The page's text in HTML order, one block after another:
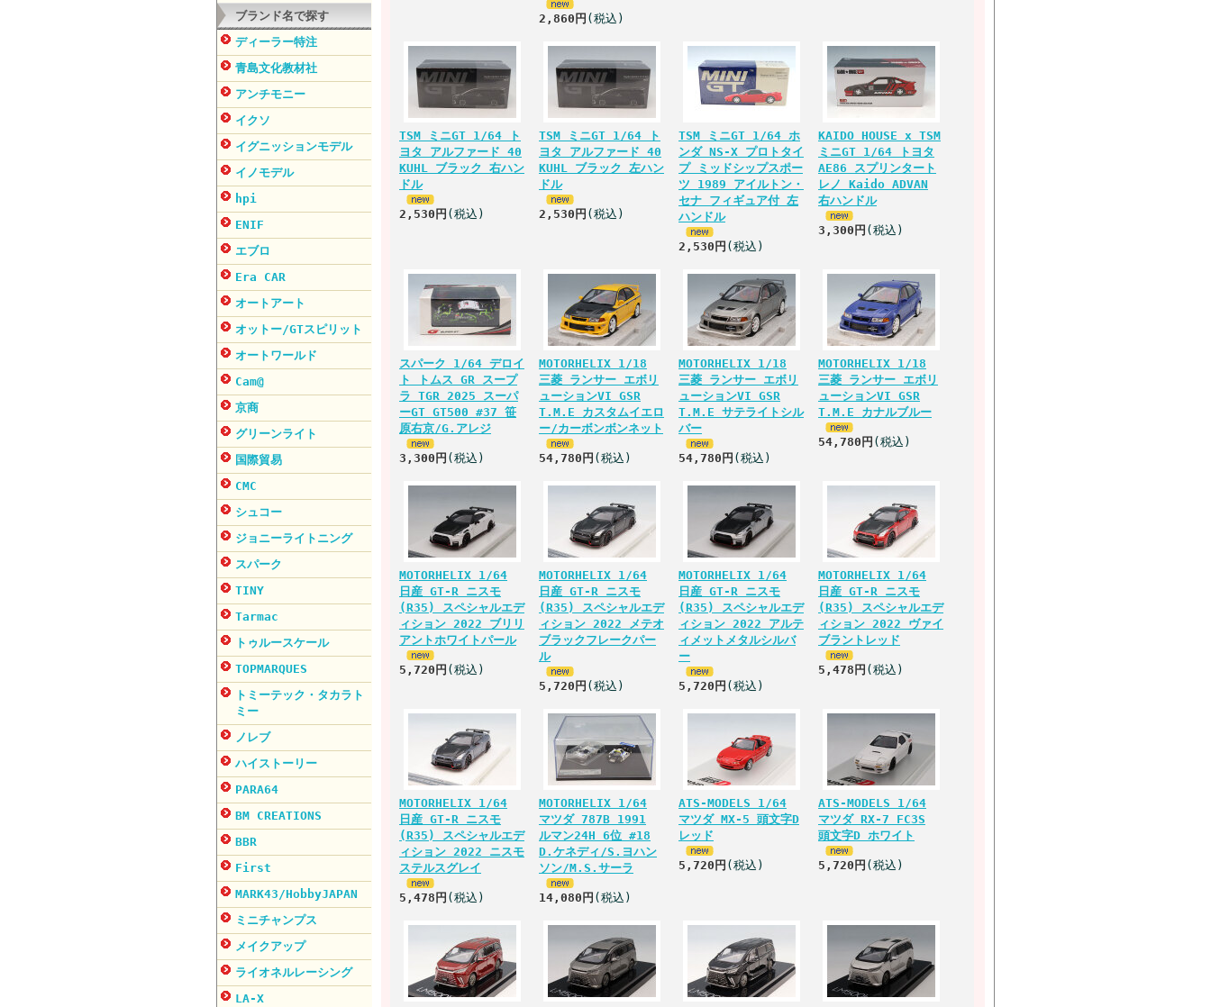
ブランド名で探す
ディーラー特注
青島文化教材社
アンチモニー
イクソ
イグニッションモデル
イノモデル
hpi
ENIF
エブロ
Era CAR
オートアート
オットー/GTスピリット
オートワールド
Cam@
京商
グリーンライト
国際貿易
CMC
シュコー
ジョニーライトニング
スパーク
TINY
Tarmac
トゥルースケール
TOPMARQUES
トミーテック・タカラト
ミー
ノレブ
ハイストーリー
PARA64
BM CREATIONS
BBR
First
MARK43/HobbyJAPAN
ミニチャンプス
メイクアップ
ライオネルレーシング
LA-X
2,860円 (税込)
TSM ミニGT 1/64 ト
ヨタ アルファード 40
KUHL ブラック 右ハン
ドル
2,530円 (税込)
TSM ミニGT 1/64 ト
ヨタ アルファード 40
KUHL ブラック 左ハン
ドル
2,530円 (税込)
TSM ミニGT 1/64 ホ
ンダ NS-X プロトタイ
プ ミッドシップスポー
ツ 1989 アイルトン・
セナ フィギュア付 左
ハンドル
2,530円 (税込)
KAIDO HOUSE x TSM
ミニGT 1/64 トヨタ
AE86 スプリンタート
レノ Kaido ADVAN
右ハンドル
3,300円 (税込)
スパーク 1/64 デロイ
ト トムス GR スープ
ラ TGR 2025 スーパ
ーGT GT500 #37 笹
原右京/G.アレジ
3,300円 (税込)
MOTORHELIX 1/18
三菱 ランサー エボリ
ューションVI GSR
T.M.E カスタムイエロ
ー/カーボンボンネット
54,780円 (税込)
MOTORHELIX 1/18
三菱 ランサー エボリ
ューションVI GSR
T.M.E サテライトシル
バー
54,780円 (税込)
MOTORHELIX 1/18
三菱 ランサー エボリ
ューションVI GSR
T.M.E カナルブルー
54,780円 (税込)
MOTORHELIX 1/64
日産 GT-R ニスモ
(R35) スペシャルエデ
ィション 2022 ブリリ
アントホワイトパール
5,720円 (税込)
MOTORHELIX 1/64
日産 GT-R ニスモ
(R35) スペシャルエデ
ィション 2022 メテオ
ブラックフレークパー
ル
5,720円 (税込)
MOTORHELIX 1/64
日産 GT-R ニスモ
(R35) スペシャルエデ
ィション 2022 アルテ
ィメットメタルシルバ
ー
5,720円 (税込)
MOTORHELIX 1/64
日産 GT-R ニスモ
(R35) スペシャルエデ
ィション 2022 ヴァイ
ブラントレッド
5,478円 (税込)
MOTORHELIX 1/64
日産 GT-R ニスモ
(R35) スペシャルエデ
ィション 2022 ニスモ
ステルスグレイ
5,478円 (税込)
MOTORHELIX 1/64
マツダ 787B 1991
ルマン24H 6位 #18
D.ケネディ/S.ヨハン
ソン/M.S.サーラ
14,080円 (税込)
ATS-MODELS 1/64
マツダ MX-5 頭文字D
レッド
5,720円 (税込)
ATS-MODELS 1/64
マツダ RX-7 FC3S
頭文字D ホワイト
5,720円 (税込)